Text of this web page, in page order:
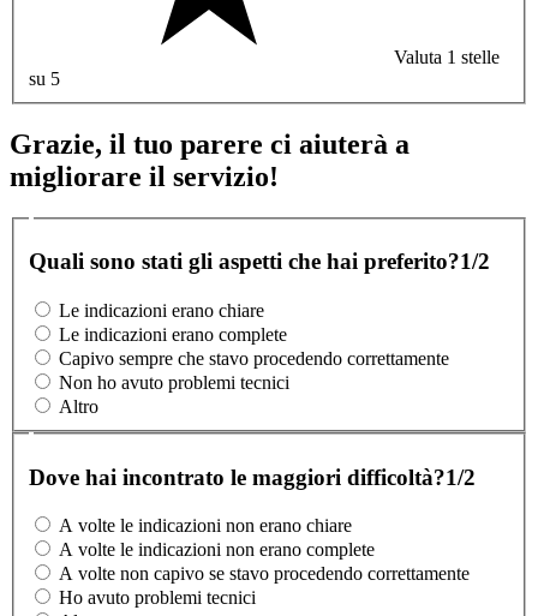
Valuta 1 stelle
su 5
Grazie, il tuo parere ci aiuterà a
migliorare il servizio!
Quali sono stati gli aspetti che hai preferito?1/2
Le indicazioni erano chiare
Le indicazioni erano complete
Capivo sempre che stavo procedendo correttamente
Non ho avuto problemi tecnici
Altro
Dove hai incontrato le maggiori difficoltà?1/2
A volte le indicazioni non erano chiare
A volte le indicazioni non erano complete
A volte non capivo se stavo procedendo correttamente
Ho avuto problemi tecnici